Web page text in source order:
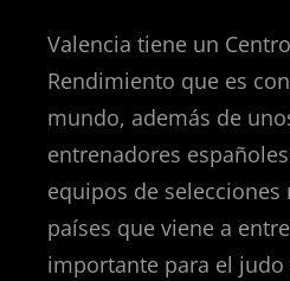
Valencia tiene un
Rendimiento que es
mundo, además de
entrenadores
equipos de
países que viene a
importante para el